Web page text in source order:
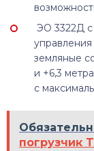
ЭО 3322Д с
земляные
и +6,3
с
погрузчик